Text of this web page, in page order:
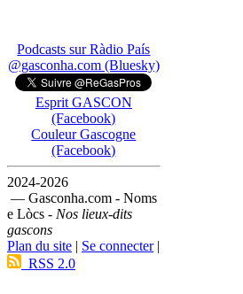
Podcasts sur Ràdio País
@gasconha.com (Bluesky)
Esprit GASCON
(Facebook)
Couleur Gascogne
(Facebook)
2024-2026
— Gasconha.com - Noms
e Lòcs - Nos lieux-dits
gascons
Plan du site | Se connecter|
RSS 2.0